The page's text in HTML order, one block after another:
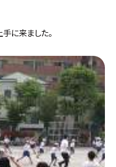
に来ました。